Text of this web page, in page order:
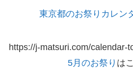
東京都のお祭りカレン
https://j-matsuri.com/calendar-
5月のお祭り は